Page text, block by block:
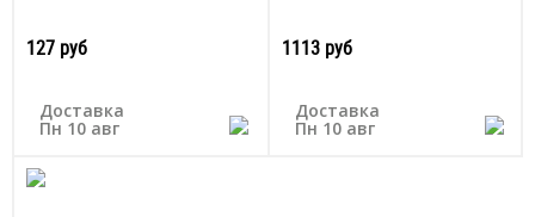
127 руб
Доставка
Пн 10 авг
Южная Корея
1113 руб
Доставка
Пн 10 авг